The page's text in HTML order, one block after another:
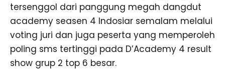
tersenggol dari panggung megah dangdut
academy seasen 4 Indosiar semalam melalui
voting juri dan juga peserta yang memperoleh
poling sms tertinggi pada D’Academy 4 result
show grup 2 top 6 besar.